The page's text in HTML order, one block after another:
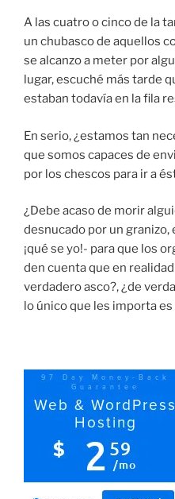
A las cuatro o cinco de la
un chubasco de aquellos
se alcanzo a meter por
lugar, escuché más tarde
estaban todavía en la fila
En serio, ¿estamos tan
que somos capaces de
por los chescos para ir a
¿Debe acaso de morir
desnucado por un
¡qué se yo!- para que los
den cuenta que en
verdadero asco?, ¿de
lo único que les importa